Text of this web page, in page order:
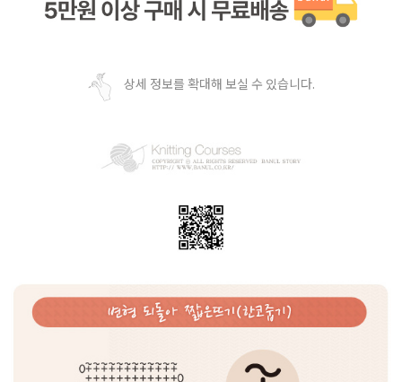
상세 정보를 확대해 보실 수 있습니다.